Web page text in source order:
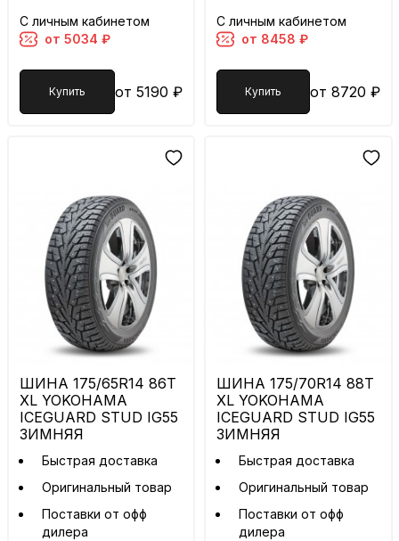
С личным кабинетом
от 5034 ₽
Купить от 5190 ₽
С личным кабинетом
от 8458 ₽
Купить от 8720 ₽
ШИНА 175/65R14 86T
XL YOKOHAMA
ICEGUARD STUD IG55
ЗИМНЯЯ
Быстрая доставка
Оригинальный товар
Поставки от офф
дилера
ШИНА 175/70R14 88T
XL YOKOHAMA
ICEGUARD STUD IG55
ЗИМНЯЯ
Быстрая доставка
Оригинальный товар
Поставки от офф
дилера